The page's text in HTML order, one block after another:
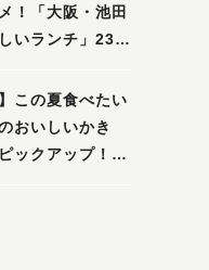
えて）
！「大阪・池田
いランチ」23
】この夏食べたい
おいしいかき
ックアップ！